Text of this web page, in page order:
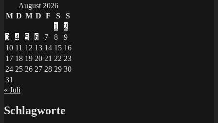
August 2026
M D M D F S
S
1
2
3
4 5 6 7 8
9
10 11 12 13 14 15 16
17 18 19 20 21 22 23
24 25 26 27 28 29 30
31
« Juli
Schlagworte